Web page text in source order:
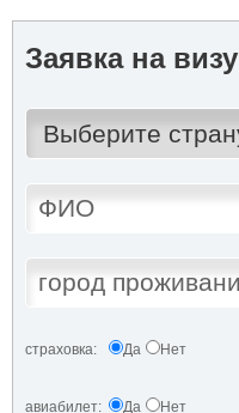
Заявка на визу
страховка: Да Нет
авиабилет: Да Нет